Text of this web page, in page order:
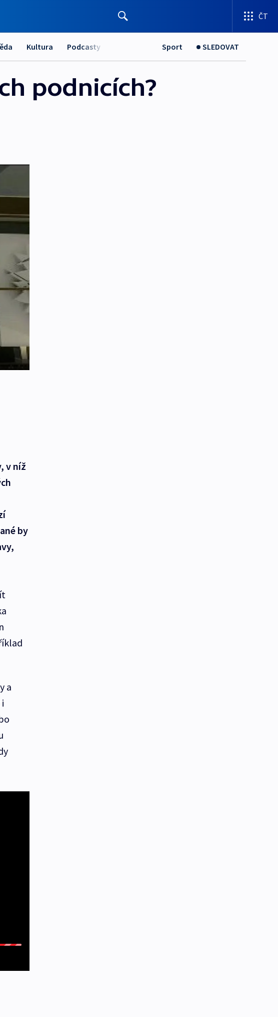
ČT
Kultura Podcasty Sport SLEDOVAT
podnicích?
v níž
by
a